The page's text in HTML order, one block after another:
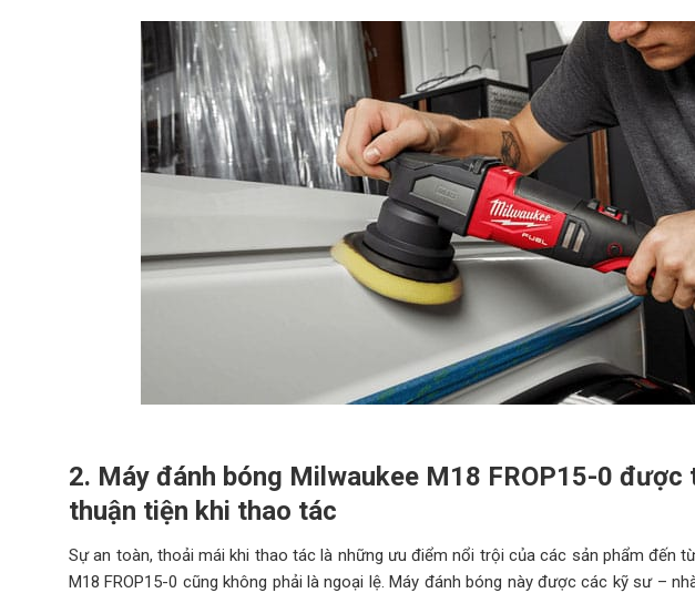
2. Máy đánh bóng Milwaukee M18 FROP15-0
thuận tiện khi thao tác
Sự an toàn, thoải mái khi thao tác là những ưu điểm nổi trội của các sản phẩm đến
M18 FROP15-0 cũng không phải là ngoại lệ. Máy đánh bóng này được các kỹ sư –